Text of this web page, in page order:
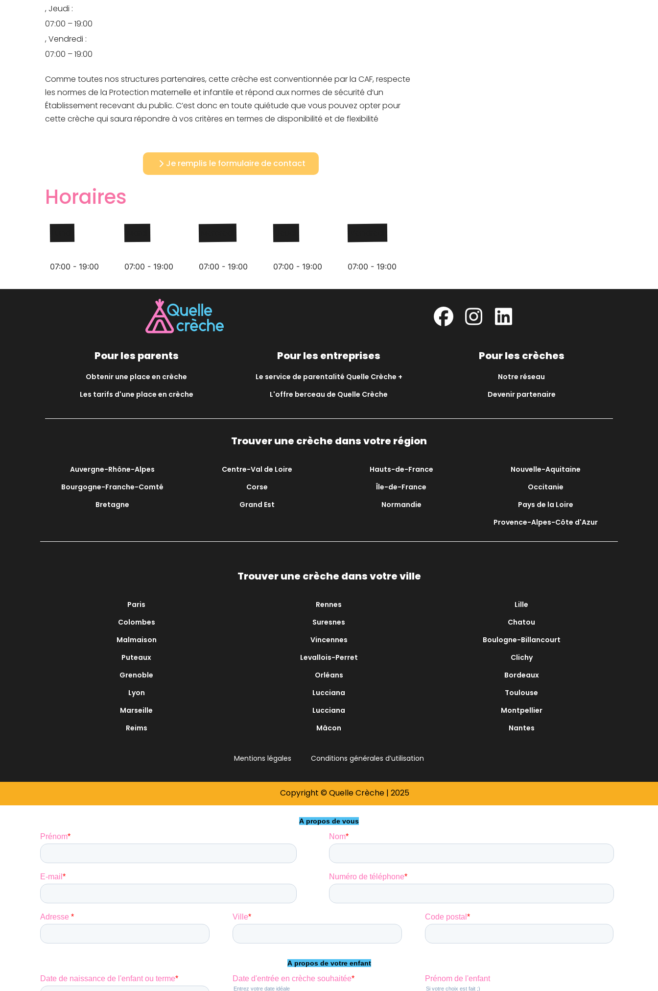
, Jeudi :
07:00 – 19:00
, Vendredi :
07:00 – 19:00
Comme toutes nos structures partenaires, cette crèche est conventionnée par la CAF, respecte
les normes de la Protection maternelle et infantile et répond aux normes de sécurité d’un
Établissement recevant du public. C’est donc en toute quiétude que vous pouvez opter pour
cette crèche qui saura répondre à vos critères en termes de disponibilité et de flexibilité
Je remplis le formulaire de contact
Horaires
07:00 - 19:00 07:00 - 19:00 07:00 - 19:00 07:00 - 19:00 07:00 - 19:00
Pour les parents
Obtenir une place en crèche
Les tarifs d'une place en crèche
Pour les entreprises
Le service de parentalité Quelle Crèche +
L'offre berceau de Quelle Crèche
Pour les crèches
Notre réseau
Devenir partenaire
Trouver une crèche dans votre région
Auvergne-Rhône-Alpes
Bourgogne-Franche-Comté
Bretagne
Centre-Val de Loire
Corse
Grand Est
Hauts-de-France
Île-de-France
Normandie
Nouvelle-Aquitaine
Occitanie
Pays de la Loire
Provence-Alpes-Côte d'Azur
Trouver une crèche dans votre ville
Paris
Colombes
Malmaison
Puteaux
Grenoble
Lyon
Marseille
Reims
Rennes
Suresnes
Vincennes
Levallois-Perret
Orléans
Lucciana
Lucciana
Mâcon
Lille
Chatou
Boulogne-Billancourt
Clichy
Bordeaux
Toulouse
Montpellier
Nantes
Mentions légales Conditions générales d’utilisation
Copyright © Quelle Crèche | 2025